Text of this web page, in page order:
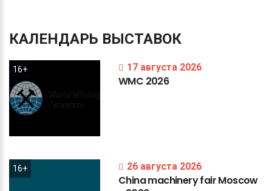
КАЛЕНДАРЬ ВЫСТАВОК
16+ 17 августа 2026
WMC 2026
16+ 26 августа 2026
ChinamachineryfairMoscow